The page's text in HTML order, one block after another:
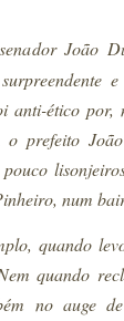
João
anti-ético
o prefeito
num
quando
quando
no auge